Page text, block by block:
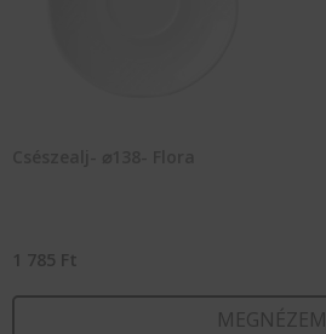
1 785 Ft
MEGNÉZEM